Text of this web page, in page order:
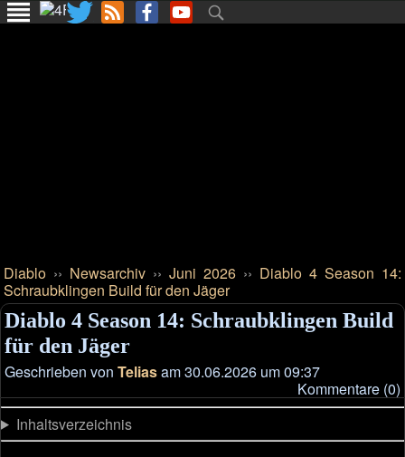
Diablo ›› Newsarchiv ››Juni 2026 ›› Diablo 4 Season 14:
Schraubklingen Build für den Jäger
Diablo 4 Season 14: Schraubklingen Build
für den Jäger
Geschrieben vonTeliasam 30.06.2026 um 09:37
Kommentare (0)
Inhaltsverzeichnis